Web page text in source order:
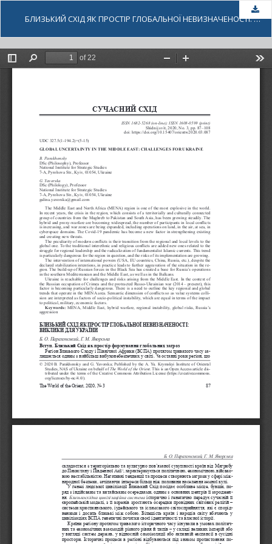
БЛИЗЬКИЙ СХІД ЯК ПРОСТІР ГЛОБАЛЬНОЇ НЕВИЗНАЧЕНОСТІ: ВИКЛИКИ ДЛЯ УКРАЇНИ